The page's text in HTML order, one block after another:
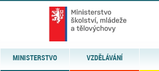
MINISTERSTVO VZDĚLÁVÁNÍ